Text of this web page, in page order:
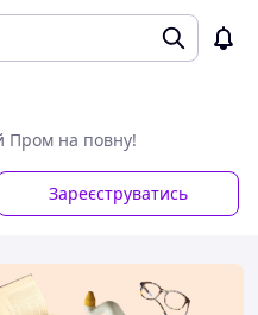
Пром на повну!
Зареєструватись